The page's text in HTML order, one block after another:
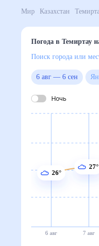
Мир Казахстан
Погода в
Поиск города или
6 авг— 6 сен
Ночь
6 авг 7 авг
26°
27°